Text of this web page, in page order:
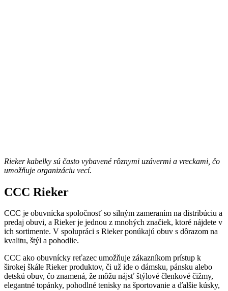
Rieker kabelky sú často vybavené rôznymi uzávermi a vreckami, čo
umožňuje organizáciu vecí.
CCC Rieker
CCC je obuvnícka spoločnosť so silným zameraním na distribúciu a
predaj obuvi, a Rieker je jednou z mnohých značiek, ktoré nájdete v
ich sortimente. V spolupráci s Rieker ponúkajú obuv s dôrazom na
kvalitu, štýl a pohodlie.
CCC ako obuvnícky reťazec umožňuje zákazníkom prístup k
širokej škále Rieker produktov, či už ide o dámsku, pánsku alebo
detskú obuv, čo znamená, že môžu nájsť štýlové členkové čižmy,
elegantné topánky, pohodlné tenisky na športovanie a ďalšie kúsky,